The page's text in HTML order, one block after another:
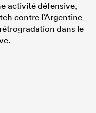
activité défensive,
contre l’Argentine
dans le